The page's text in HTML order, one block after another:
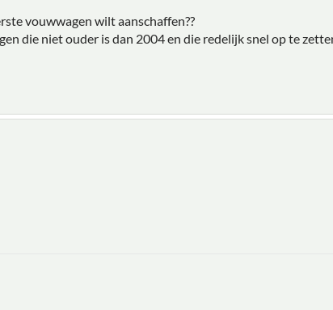
vouwwagen wilt aanschaffen??
die niet ouder is dan 2004 en die redelijk snel op te